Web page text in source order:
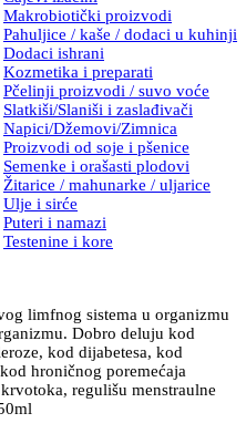
Makrobiotički proizvodi
Pahuljice / kaše / dodaci u kuhinji
Dodaci ishrani
Kozmetika i preparati
Pčelinji proizvodi / suvo voće
Slatkiši/Slaniši i zaslađivači
Napici/Džemovi/Zimnica
Proizvodi od soje i pšenice
Semenke i orašasti plodovi
Žitarice / mahunarke / uljarice
Ulje i sirće
Puteri i namazi
Testenine i kore
limfnog sistema u organizmu
Dobro deluju kod
kod dijabetesa, kod
hroničnog poremećaja
regulišu menstraulne